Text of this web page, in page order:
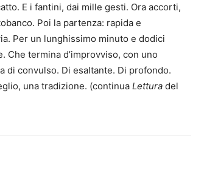
E i fantini, dai mille gesti. Ora accorti,
Poi la partenza: rapida e
Per un lunghissimo minuto e dodici
Che termina d’improvviso, con uno
di convulso. Di esaltante. Di profondo.
una tradizione. (continua Lettura del